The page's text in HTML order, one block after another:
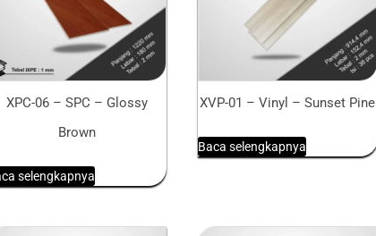
XPC-06 – SPC – Glossy
Brown
selengkapnya
XVP-01 – Vinyl – Sunset Pine
Baca selengkapnya